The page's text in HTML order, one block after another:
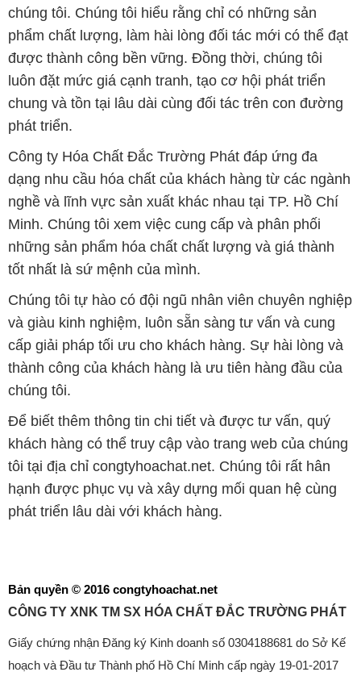
chúng tôi. Chúng tôi hiểu rằng chỉ có những sản
phẩm chất lượng, làm hài lòng đối tác mới có thể đạt
được thành công bền vững. Đồng thời, chúng tôi
luôn đặt mức giá cạnh tranh, tạo cơ hội phát triển
chung và tồn tại lâu dài cùng đối tác trên con đường
phát triển.
Công ty Hóa Chất Đắc Trường Phát đáp ứng đa
dạng nhu cầu hóa chất của khách hàng từ các ngành
nghề và lĩnh vực sản xuất khác nhau tại TP. Hồ Chí
Minh. Chúng tôi xem việc cung cấp và phân phối
những sản phẩm hóa chất chất lượng và giá thành
tốt nhất là sứ mệnh của mình.
Chúng tôi tự hào có đội ngũ nhân viên chuyên nghiệp
và giàu kinh nghiệm, luôn sẵn sàng tư vấn và cung
cấp giải pháp tối ưu cho khách hàng. Sự hài lòng và
thành công của khách hàng là ưu tiên hàng đầu của
chúng tôi.
Để biết thêm thông tin chi tiết và được tư vấn, quý
khách hàng có thể truy cập vào trang web của chúng
tôi tại địa chỉ congtyhoachat.net. Chúng tôi rất hân
hạnh được phục vụ và xây dựng mối quan hệ cùng
phát triển lâu dài với khách hàng.
Bản quyền © 2016 congtyhoachat.net
CÔNG TY XNK TM SX HÓA CHẤT ĐẮC TRƯỜNG PHÁT
Giấy chứng nhận Đăng ký Kinh doanh số 0304188681 do Sở Kế
hoạch và Đầu tư Thành phố Hồ Chí Minh cấp ngày 19-01-2017